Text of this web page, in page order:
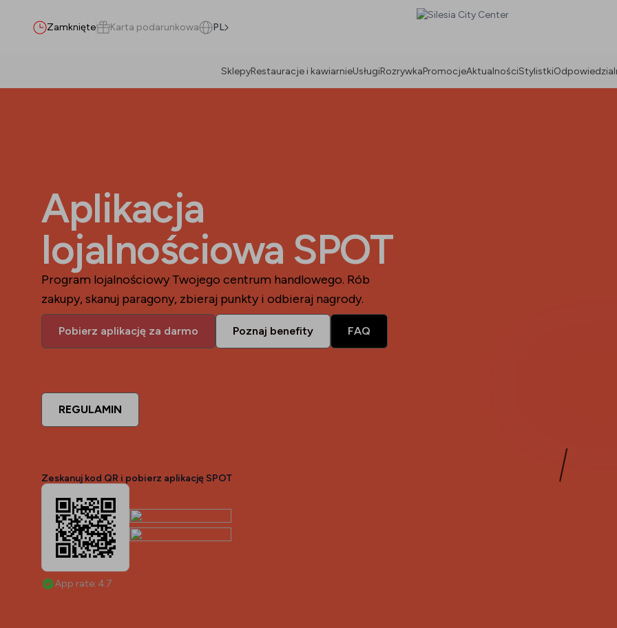
Wszystko( Najemcy( Promocje
Najemcy
Promocje
Wydarzenia
Zamknięte Karta podarunkowa PL
SklepyRestauracje i kawiarnieUsługiRozrywkaPromocjeAktualnościStylistki
Aplikacja
lojalnościowa SPOT
Program lojalnościowy Twojego centrum handlowego. Rób
zakupy, skanuj paragony, zbieraj punkty i odbieraj nagrody.
Pobierz aplikację za darmo Poznaj benefity FAQ
REGULAMIN
Zeskanuj kod QR i pobierz aplikację SPOT
App rate: 4.7